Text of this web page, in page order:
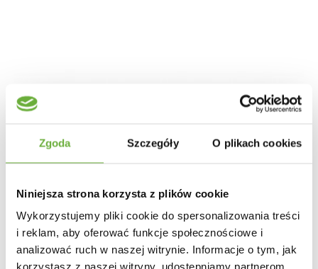
Zgoda Szczegóły O plikach cookies
Niniejsza strona korzysta z plików cookie
Wykorzystujemy pliki cookie do spersonalizowania treści
i reklam, aby oferować funkcje społecznościowe i
analizować ruch w naszej witrynie. Informacje o tym, jak
korzystasz z naszej witryny, udostępniamy partnerom